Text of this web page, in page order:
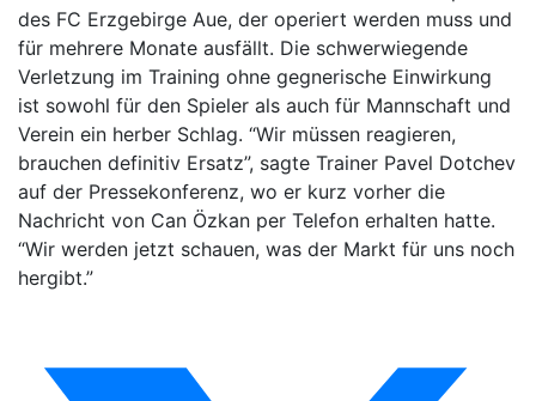
des FC Erzgebirge Aue, der operiert werden muss und
für mehrere Monate ausfällt. Die schwerwiegende
Verletzung im Training ohne gegnerische Einwirkung
ist sowohl für den Spieler als auch für Mannschaft und
Verein ein herber Schlag. “Wir müssen reagieren,
brauchen definitiv Ersatz”, sagte Trainer Pavel Dotchev
auf der Pressekonferenz, wo er kurz vorher die
Nachricht von Can Özkan per Telefon erhalten hatte.
“Wir werden jetzt schauen, was der Markt für uns noch
hergibt.”